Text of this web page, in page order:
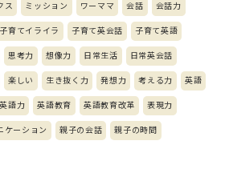
ス ミッション ワーママ 会話 会話力
子育てイライラ 子育て英会話 子育て英語
思考力 想像力 日常生活 日常英会話
楽しい 生き抜く力 発想力 考える力 英語
英語力 英語教育 英語教育改革 表現力
ケーション 親子の会話 親子の時間